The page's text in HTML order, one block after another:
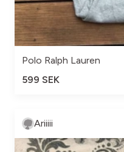
Polo Ralph Lauren
599 SEK
Ariiiii